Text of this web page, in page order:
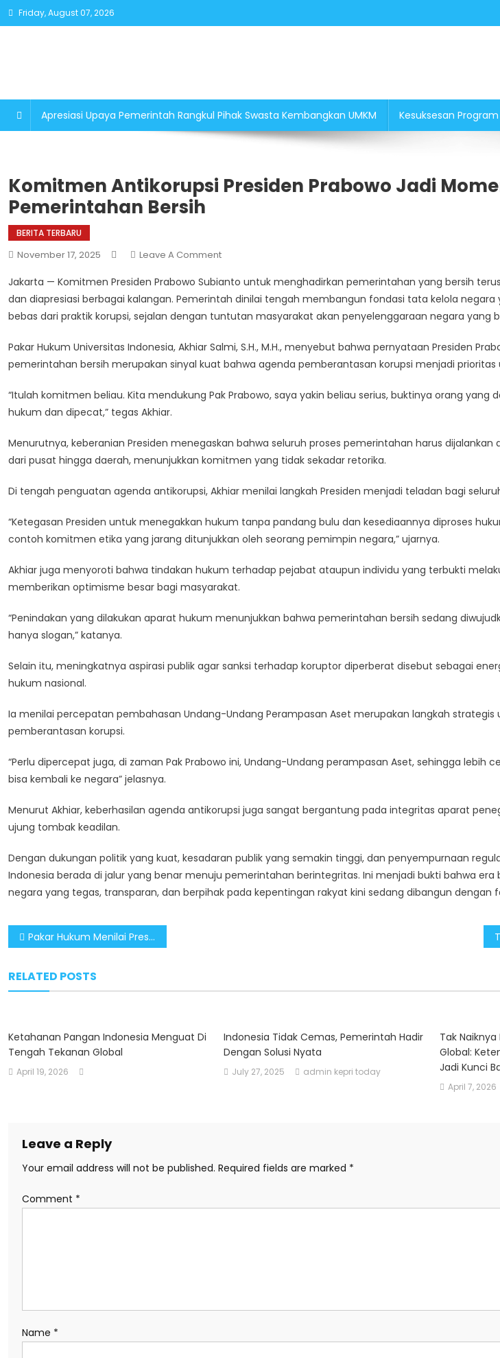
Skip
to
Friday, August 07, 2026
Apresiasi Upaya Pemerintah Rangkul Pihak Swasta Kembangkan UMKM Kesuksesan
Komitmen Antikorupsi Presiden Prabowo Jadi
Pemerintahan Bersih
BERITA TERBARU
November 17, 2025 Leave A CommentOn
Antikorupsi
Presiden
Prabowo
Momentum
Baru
Bersih
Jakarta — Komitmen Presiden Prabowo Subianto untuk menghadirkan pemerintahan yang bersih
dan diapresiasi berbagai kalangan. Pemerintah dinilai tengah membangun fondasi tata kelola negara
bebas dari praktik korupsi, sejalan dengan tuntutan masyarakat akan penyelenggaraan negara yang
Pakar Hukum Universitas Indonesia, Akhiar Salmi, S.H., M.H., menyebut bahwa pernyataan Presiden
pemerintahan bersih merupakan sinyal kuat bahwa agenda pemberantasan korupsi menjadi prioritas
“Itulah komitmen beliau. Kita mendukung Pak Prabowo, saya yakin beliau serius, buktinya orang yang
hukum dan dipecat,” tegas Akhiar.
Menurutnya, keberanian Presiden menegaskan bahwa seluruh proses pemerintahan harus
dari pusat hingga daerah, menunjukkan komitmen yang tidak sekadar retorika.
Di tengah penguatan agenda antikorupsi, Akhiar menilai langkah Presiden menjadi teladan bagi
“Ketegasan Presiden untuk menegakkan hukum tanpa pandang bulu dan kesediaannya diproses
contoh komitmen etika yang jarang ditunjukkan oleh seorang pemimpin negara,” ujarnya.
Akhiar juga menyoroti bahwa tindakan hukum terhadap pejabat ataupun individu yang terbukti
memberikan optimisme besar bagi masyarakat.
“Penindakan yang dilakukan aparat hukum menunjukkan bahwa pemerintahan bersih sedang
hanya slogan,” katanya.
Selain itu, meningkatnya aspirasi publik agar sanksi terhadap koruptor diperberat disebut sebagai
hukum nasional.
Ia menilai percepatan pembahasan Undang-Undang Perampasan Aset merupakan langkah
pemberantasan korupsi.
“Perlu dipercepat juga, di zaman Pak Prabowo ini, Undang-Undang perampasan Aset, sehingga lebih
bisa kembali ke negara” jelasnya.
Menurut Akhiar, keberhasilan agenda antikorupsi juga sangat bergantung pada integritas aparat
ujung tombak keadilan.
Dengan dukungan politik yang kuat, kesadaran publik yang semakin tinggi, dan penyempurnaan
Indonesia berada di jalur yang benar menuju pemerintahan berintegritas. Ini menjadi bukti bahwa era
negara yang tegas, transparan, dan berpihak pada kepentingan rakyat kini sedang dibangun dengan
Post
Pakar Hukum Menilai Presiden Prabowo Tegaskan Komitmen Etika dalam Penegakan Hukum
RELATED POSTS
Ketahanan Pangan Indonesia Menguat Di
Tengah Tekanan Global
April 19, 2026
Indonesia Tidak Cemas, Pemerintah Hadir
Dengan Solusi Nyata
July 27, 2025 admin kepri today
Tak Naiknya
Global:
Jadi Kunci
April 7, 2026
Leave a Reply
Your email address will not be published. Required fields are marked *
Comment *
Name *